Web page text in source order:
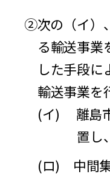
②次の（イ）
る輸送事業
した手段
輸送事業を
(イ) 離島市
置し
(ロ) 中間集